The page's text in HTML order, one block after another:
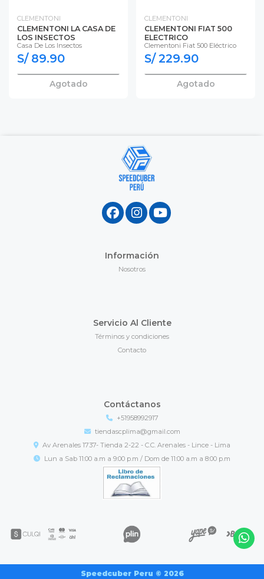
CLEMENTONI
CLEMENTONI LA CASA DE
LOS INSECTOS
Casa De Los Insectos
S/ 89.90
Agotado
CLEMENTONI
CLEMENTONI FIAT 500
ELECTRICO
Clementoni Fiat 500 Eléctrico
S/ 229.90
Agotado
Información
Nosotros
Servicio Al Cliente
Términos y condiciones
Contacto
Contáctanos
+51958992917
tiendascplima@gmail.com
Av Arenales 1737- Tienda 2-22 - C.C. Arenales - Lince - Lima
Lun a Sab 11:00 a.m a 9:00 p.m / Dom de 11:00 a.m a 8:00 p.m
Speedcuber Peru © 2026